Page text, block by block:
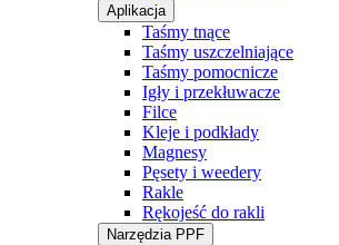
Aplikacja
Taśmy tnące
Taśmy uszczelniające
Taśmy pomocnicze
Igły i przekłuwacze
Filce
Kleje i podkłady
Magnesy
Pęsety i weedery
Rakle
Rękojeść do rakli
Narzędzia PPF